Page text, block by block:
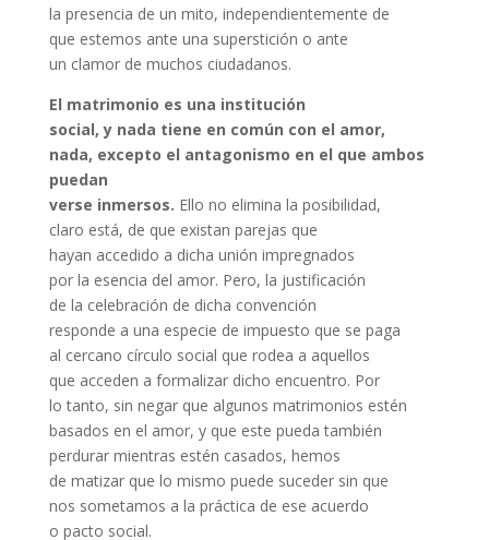
la presencia de un mito, independientemente de
que estemos ante una superstición o ante
un clamor de muchos ciudadanos.
El matrimonio es una institución
social, y nada tiene en común con el amor,
nada, excepto el antagonismo en el que ambos
puedan
verse inmersos. Ello no elimina la posibilidad,
claro está, de que existan parejas que
hayan accedido a dicha unión impregnados
por la esencia del amor. Pero, la justificación
de la celebración de dicha convención
responde a una especie de impuesto que se paga
al cercano círculo social que rodea a aquellos
que acceden a formalizar dicho encuentro. Por
lo tanto, sin negar que algunos matrimonios estén
basados en el amor, y que este pueda también
perdurar mientras estén casados, hemos
de matizar que lo mismo puede suceder sin que
nos sometamos a la práctica de ese acuerdo
o pacto social.